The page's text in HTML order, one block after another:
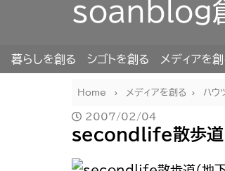
soanblog
暮らしを創る シゴトを創る メディアを
Home メディアを創る ハウ
2007/02/04
secondlife散歩道（